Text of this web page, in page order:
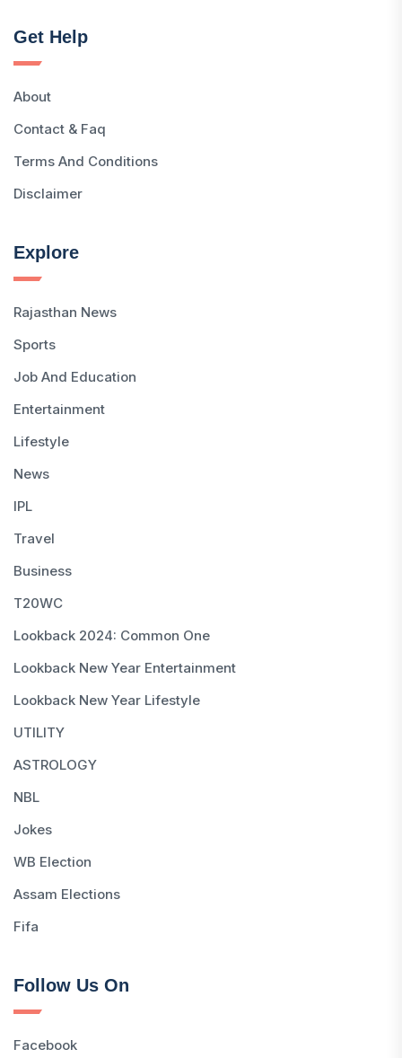
Get Help
About
Contact & Faq
Terms And Conditions
Disclaimer
Explore
Rajasthan News
Sports
Job And Education
Entertainment
Lifestyle
News
IPL
Travel
Business
T20WC
Lookback 2024: Common One
Lookback New Year Entertainment
Lookback New Year Lifestyle
UTILITY
ASTROLOGY
NBL
Jokes
WB Election
Assam Elections
Fifa
Follow Us On
Facebook